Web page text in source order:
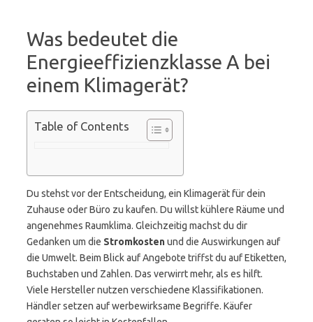
Was bedeutet die
Energieeffizienzklasse A bei
einem Klimagerät?
Table of Contents
Du stehst vor der Entscheidung, ein Klimagerät für dein
Zuhause oder Büro zu kaufen. Du willst kühlere Räume und
angenehmes Raumklima. Gleichzeitig machst du dir
Gedanken um die Stromkostenund die Auswirkungen auf
die Umwelt. Beim Blick auf Angebote triffst du auf Etiketten,
Buchstaben und Zahlen. Das verwirrt mehr, als es hilft.
Viele Hersteller nutzen verschiedene Klassifikationen.
Händler setzen auf werbewirksame Begriffe. Käufer